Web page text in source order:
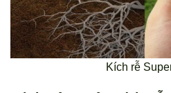
Kích rễ